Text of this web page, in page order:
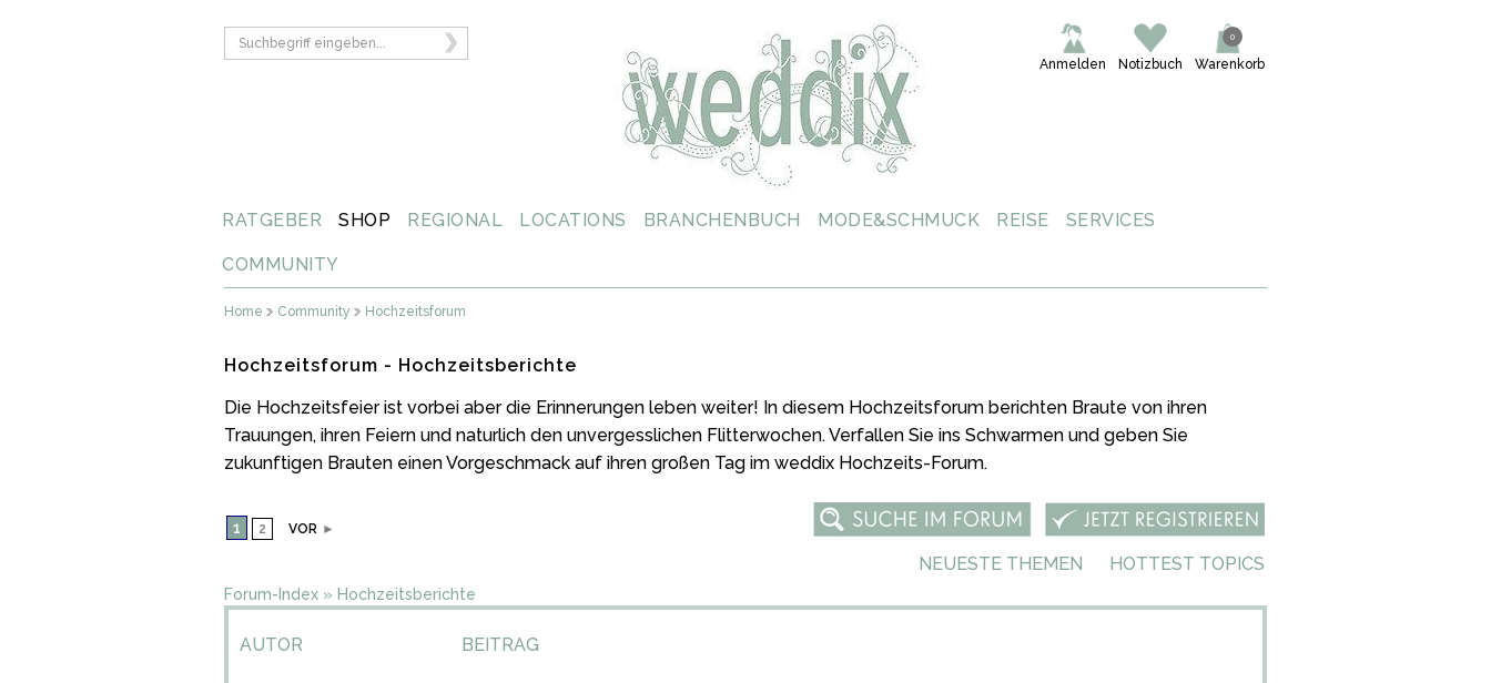
Warenkorb
0
Notizbuch
Anmelden
RATGEBER SHOP REGIONAL LOCATIONS BRANCHENBUCH MODE&SCHMUCK REISE SERVICES
COMMUNITY
Home Community Hochzeitsforum
Hochzeitsforum - Hochzeitsberichte
Die Hochzeitsfeier ist vorbei aber die Erinnerungen leben weiter! In diesem Hochzeitsforum berichten Braute von ihren
Trauungen, ihren Feiern und naturlich den unvergesslichen Flitterwochen. Verfallen Sie ins Schwarmen und geben Sie
zukunftigen Brauten einen Vorgeschmack auf ihren großen Tag im weddix Hochzeits-Forum.
1 2 VOR ►
NEUESTE THEMEN HOTTEST TOPICS
Forum-Index » Hochzeitsberichte
AUTOR BEITRAG